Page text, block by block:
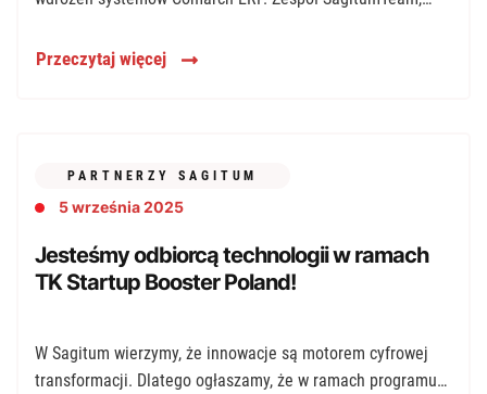
Przeczytaj więcej
PARTNERZY SAGITUM
5 września 2025
Jesteśmy odbiorcą technologii w ramach
TK Startup Booster Poland!
W Sagitum wierzymy, że innowacje są motorem cyfrowej
transformacji. Dlatego ogłaszamy, że w ramach programu